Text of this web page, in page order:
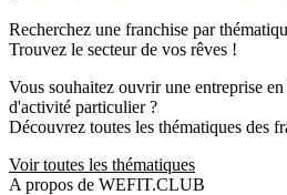
Recherchez une franchise par
Trouvez le secteur de vos rêves !
Vous souhaitez ouvrir une entreprise
d'activité particulier ?
Découvrez toutes les thématiques des
Voir toutes les thématiques
A propos de WEFIT.CLUB